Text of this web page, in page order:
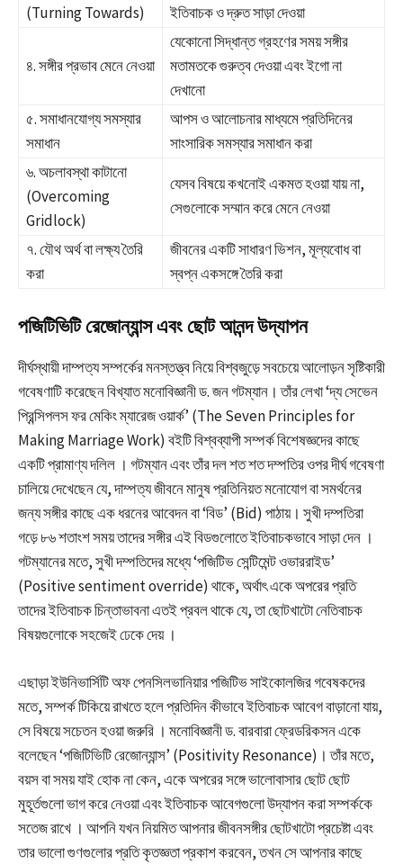
(Turning Towards)
ইতিবাচক ও দ্রুত সাড়া দেওয়া
৪. সঙ্গীর প্রভাব মেনে নেওয়া
যেকোনো সিদ্ধান্ত গ্রহণের সময় সঙ্গীর
মতামতকে গুরুত্ব দেওয়া এবং ইগো না
দেখানো
৫. সমাধানযোগ্য সমস্যার
সমাধান
আপস ও আলোচনার মাধ্যমে প্রতিদিনের
সাংসারিক সমস্যার সমাধান করা
৬. অচলাবস্থা কাটানো
(Overcoming
Gridlock)
যেসব বিষয়ে কখনোই একমত হওয়া যায় না,
সেগুলোকে সম্মান করে মেনে নেওয়া
৭. যৌথ অর্থ বা লক্ষ্য তৈরি
করা
জীবনের একটি সাধারণ ভিশন, মূল্যবোধ বা
স্বপ্ন একসঙ্গে তৈরি করা
পজিটিভিটি রেজোন্যান্স এবং ছোট আনন্দ উদ্‌যাপন
দীর্ঘস্থায়ী দাম্পত্য সম্পর্কের মনস্তত্ত্ব নিয়ে বিশ্বজুড়ে সবচেয়ে আলোড়ন সৃষ্টিকারী
গবেষণাটি করেছেন বিখ্যাত মনোবিজ্ঞানী ড. জন গটম্যান। তাঁর লেখা ‘দ্য সেভেন
প্রিন্সিপলস ফর মেকিং ম্যারেজ ওয়ার্ক’ (The Seven Principles for
Making Marriage Work) বইটি বিশ্বব্যাপী সম্পর্ক বিশেষজ্ঞদের কাছে
একটি প্রামাণ্য দলিল । গটম্যান এবং তাঁর দল শত শত দম্পতির ওপর দীর্ঘ গবেষণা
চালিয়ে দেখেছেন যে, দাম্পত্য জীবনে মানুষ প্রতিনিয়ত মনোযোগ বা সমর্থনের
জন্য সঙ্গীর কাছে এক ধরনের আবেদন বা ‘বিড’ (Bid) পাঠায়। সুখী দম্পতিরা
গড়ে ৮৬ শতাংশ সময় তাদের সঙ্গীর এই বিডগুলোতে ইতিবাচকভাবে সাড়া দেন ।
গটম্যানের মতে, সুখী দম্পতিদের মধ্যে ‘পজিটিভ সেন্টিমেন্ট ওভাররাইড’
(Positive sentiment override) থাকে, অর্থাৎ একে অপরের প্রতি
তাদের ইতিবাচক চিন্তাভাবনা এতই প্রবল থাকে যে, তা ছোটখাটো নেতিবাচক
বিষয়গুলোকে সহজেই ঢেকে দেয় ।
এছাড়া ইউনিভার্সিটি অফ পেনসিলভানিয়ার পজিটিভ সাইকোলজির গবেষকদের
মতে, সম্পর্ক টিকিয়ে রাখতে হলে প্রতিদিন কীভাবে ইতিবাচক আবেগ বাড়ানো যায়,
সে বিষয়ে সচেতন হওয়া জরুরি । মনোবিজ্ঞানী ড. বারবারা ফ্রেডরিকসন একে
বলেছেন ‘পজিটিভিটি রেজোন্যান্স’ (Positivity Resonance)। তাঁর মতে,
বয়স বা সময় যাই হোক না কেন, একে অপরের সঙ্গে ভালোবাসার ছোট ছোট
মুহূর্তগুলো ভাগ করে নেওয়া এবং ইতিবাচক আবেগগুলো উদ্‌যাপন করা সম্পর্ককে
সতেজ রাখে । আপনি যখন নিয়মিত আপনার জীবনসঙ্গীর ছোটখাটো প্রচেষ্টা এবং
তার ভালো গুণগুলোর প্রতি কৃতজ্ঞতা প্রকাশ করবেন, তখন সে আপনার কাছে